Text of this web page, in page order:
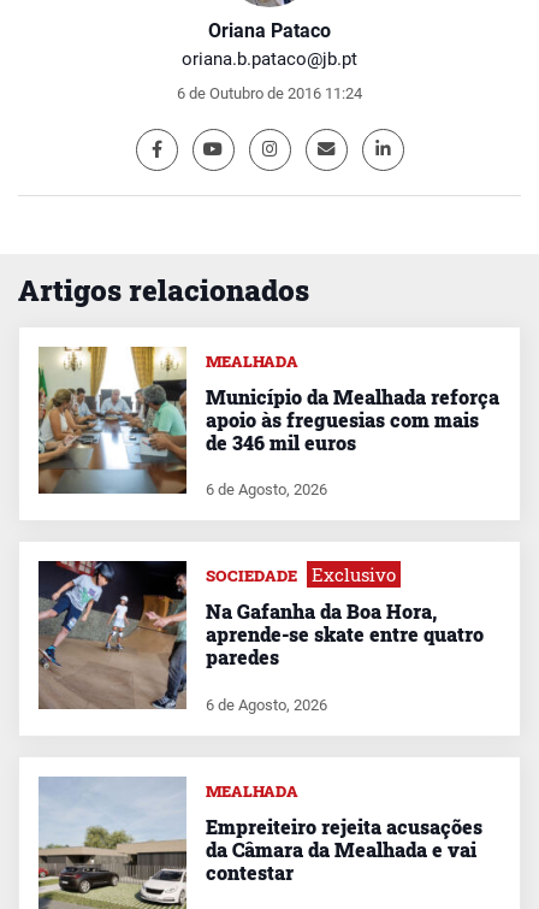
Oriana Pataco
oriana.b.pataco@jb.pt
6 de Outubro de 2016 11:24
Artigos relacionados
MEALHADA
Município da Mealhada reforça
apoio às freguesias com mais
de 346 mil euros
6 de Agosto, 2026
SOCIEDADE Exclusivo
Na Gafanha da Boa Hora,
aprende-se skate entre quatro
paredes
6 de Agosto, 2026
MEALHADA
Empreiteiro rejeita acusações
da Câmara da Mealhada e vai
contestar